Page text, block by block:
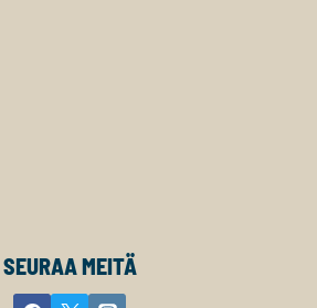
SEURAA MEITÄ